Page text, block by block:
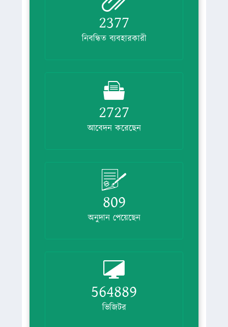
2377
নিবন্ধিত ব্যবহারকারী
2727
আবেদন করেছেন
809
অনুদান পেয়েছেন
564889
ভিজিটর